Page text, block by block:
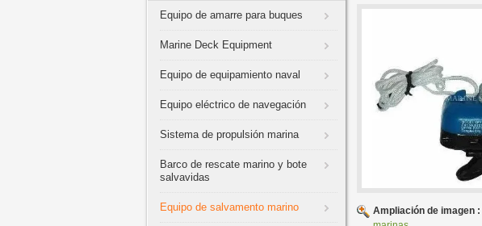
PRODUCTOS
Equipo de amarre para buques
Marine Deck Equipment
Equipo de equipamiento naval
Equipo eléctrico de navegación
Sistema de propulsión marina
Barco de rescate marino y bote
salvavidas
Equipo de salvamento marino Ampliación de imagen :